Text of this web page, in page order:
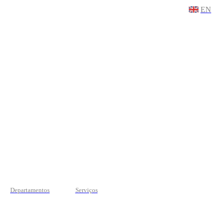
EN
Departamentos Serviços